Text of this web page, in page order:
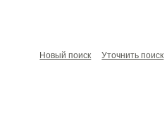
Новый поиск Уточнить поиск